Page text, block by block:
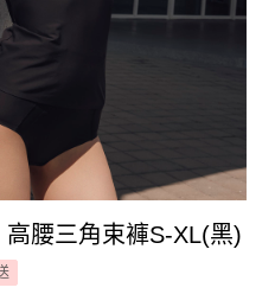
高腰三角束褲S-XL(黑)